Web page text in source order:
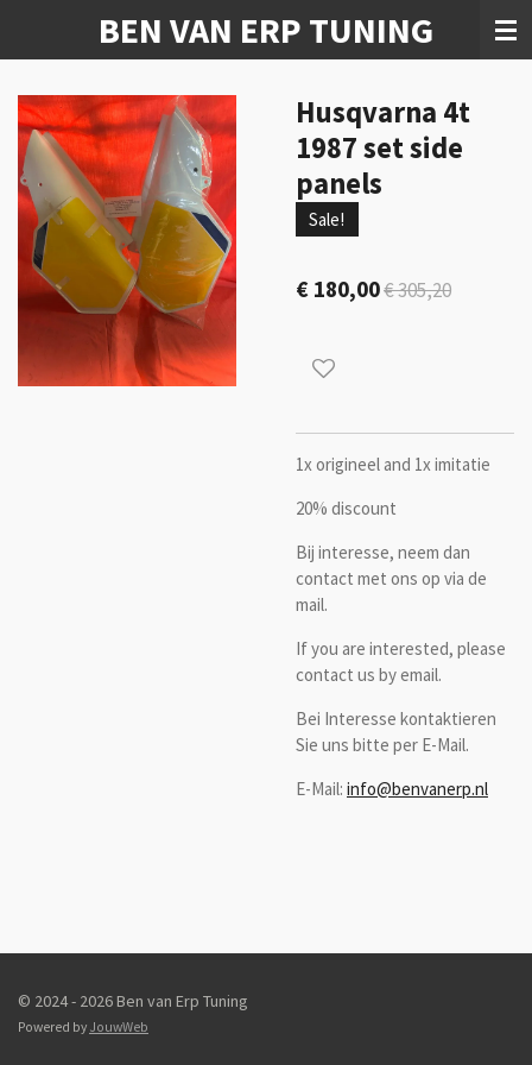
de
hoofdinhoud
BEN VAN ERP TUNING
Husqvarna 4t
1987 set side
panels
Sale!
€ 180,00€ 305,20
1x origineel and 1x imitatie
20% discount
Bij interesse, neem dan
contact met ons op via de
mail.
If you are interested, please
contact us by email.
Bei Interesse kontaktieren
Sie uns bitte per E-Mail.
E-Mail: info@benvanerp.nl
© 2024 - 2026 Ben van Erp Tuning
Powered by JouwWeb